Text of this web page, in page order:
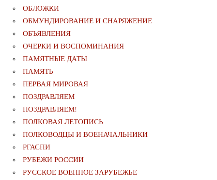
ОБЛОЖКИ
ОБМУНДИРОВАНИЕ И СНАРЯЖЕНИЕ
ОБЪЯВЛЕНИЯ
ОЧЕРКИ И ВОСПОМИНАНИЯ
ПАМЯТНЫЕ ДАТЫ
ПАМЯТЬ
ПЕРВАЯ МИРОВАЯ
ПОЗДРАВЛЯЕМ
ПОЗДРАВЛЯЕМ!
ПОЛКОВАЯ ЛЕТОПИСЬ
ПОЛКОВОДЦЫ И ВОЕНАЧАЛЬНИКИ
РГАСПИ
РУБЕЖИ РОССИИ
РУССКОЕ ВОЕННОЕ ЗАРУБЕЖЬЕ